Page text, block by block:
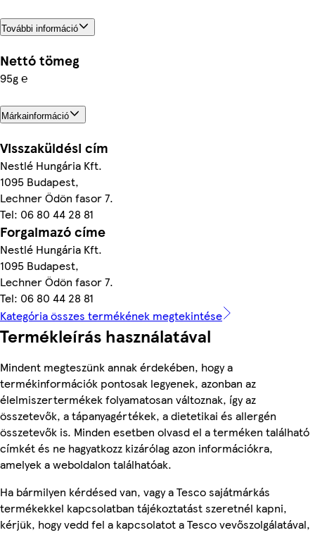
További információ
Nettó tömeg
95g ℮
Márkainformáció
Visszaküldési cím
Nestlé Hungária Kft.
1095 Budapest,
Lechner Ödön fasor 7.
Tel: 06 80 44 28 81
Forgalmazó címe
Nestlé Hungária Kft.
1095 Budapest,
Lechner Ödön fasor 7.
Tel: 06 80 44 28 81
Kategória összes termékének megtekintése
Termékleírás használatával
Mindent megteszünk annak érdekében, hogy a
termékinformációk pontosak legyenek, azonban az
élelmiszertermékek folyamatosan változnak, így az
összetevők, a tápanyagértékek, a dietetikai és allergén
összetevők is. Minden esetben olvasd el a terméken található
címkét és ne hagyatkozz kizárólag azon információkra,
amelyek a weboldalon találhatóak.
Ha bármilyen kérdésed van, vagy a Tesco sajátmárkás
termékekkel kapcsolatban tájékoztatást szeretnél kapni,
kérjük, hogy vedd fel a kapcsolatot a Tesco vevőszolgálatával,